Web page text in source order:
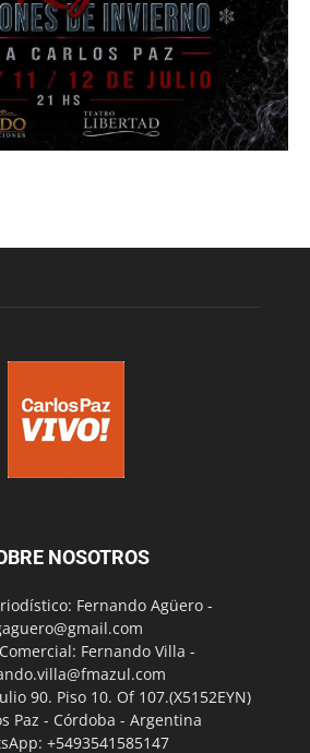
NOSOTROS
Fernando Agüero -
Fernando Villa -
90. Piso 10. Of 107.(X5152EYN)
Paz - Córdoba - Argentina
+5493541585147